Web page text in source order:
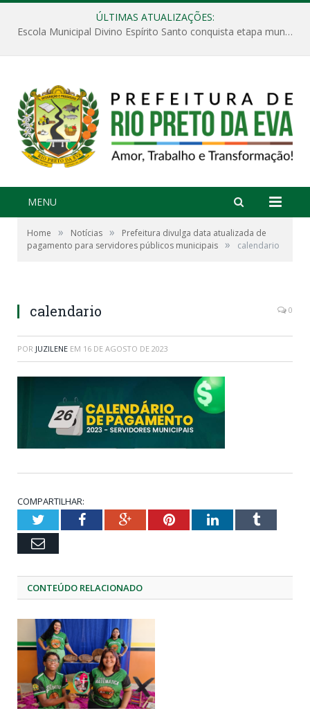
ÚLTIMAS ATUALIZAÇÕES:
Escola Municipal Divino Espírito Santo conquista etapa municipal da V Feira Amazonense de Matemática
MENU
Home » Notícias »
Prefeitura divulga data atualizada de
pagamento para servidores públicos municipais » calendario
calendario 0
POR JUZILENE EM 16 DE AGOSTO DE 2023
COMPARTILHAR:
TwitterFacebookGoogle+PinterestLinkedInTumblr
Email
CONTEÚDO RELACIONADO